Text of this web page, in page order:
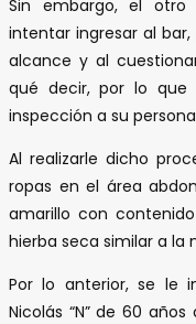
Sin embargo, el otro
intentar ingresar al bar,
alcance y al
qué decir, por lo que
inspección a su
Al realizarle dicho
ropas en el área
amarillo con
hierba seca similar a la
Por lo anterior, se le
Nicolás “N” de 60